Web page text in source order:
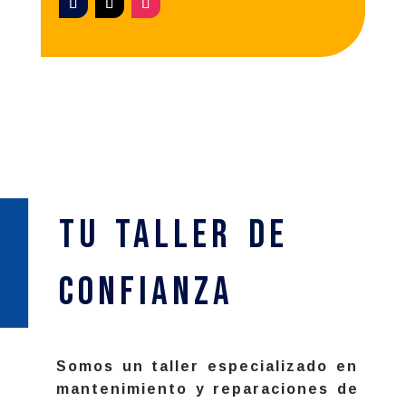
Tu Taller de
confianza
Somos un taller especializado en
mantenimiento y reparaciones de